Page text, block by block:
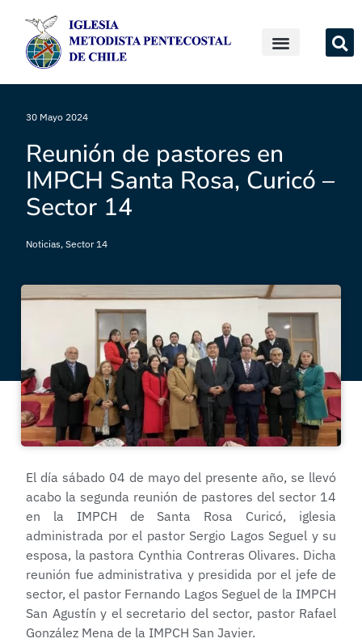
30 Mayo 2024
Reunión de pastores en
IMPCH Santa Rosa, Curicó –
Sector 14
Noticias, Sector 14
El día sábado 04 de mayo del presente año, se llevó
acabo la segunda reunión de pastores del sector 14
en la IMPCH de Santa Rosa Curicó, iglesia
administrada por el pastor Sergio Lagos Seguel y su
esposa, la pastora Cynthia Contreras Olivares. Dicha
reunión fue administrativa y presidida por el jefe de
sector, el pastor Fernando Lagos Seguel de la IMPCH
San Agustín y el secretario del sector, pastor Rafael
González Mena de la IMPCH San Javier.